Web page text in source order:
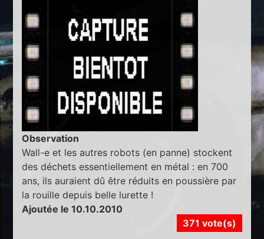
Observation
Wall-e et les autres robots (en panne) stockent
des déchets essentiellement en métal : en 700
ans, ils auraient dû être réduits en poussière par
la rouille depuis belle lurette !
Ajoutée le 10.10.2010
371 vote(s)